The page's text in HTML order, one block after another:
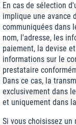
En cas de sélection
implique une avance
communiquées dans
nom, l'adresse, les
paiement, la devise
informations sur le
prestataire
Dans ce cas, la
exclusivement dans
et uniquement dans
Si vous choisissez